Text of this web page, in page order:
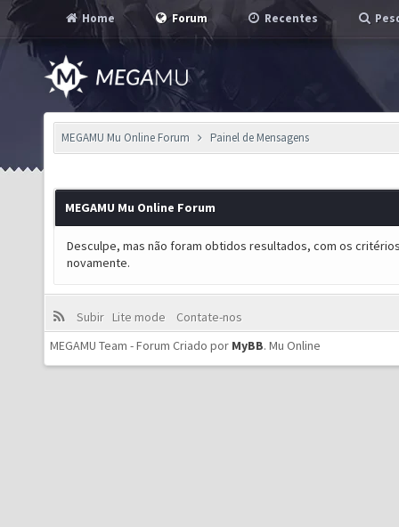
Home Forum Recentes
MEGAMU Mu Online Forum Painel de Mensagens
MEGAMU Mu Online Forum
Desculpe, mas não foram obtidos resultados, com os
novamente.
Subir Lite mode
Contate-nos
MEGAMU Team - Forum Criado por MyBB. Mu Online